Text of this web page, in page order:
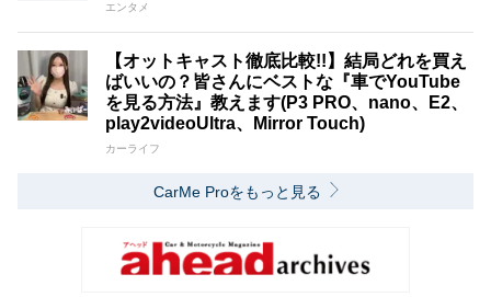
エンタメ
【オットキャスト徹底比較!!】結局どれを買え
ばいいの？皆さんにベストな『車でYouTube
を見る方法』教えます(P3 PRO、nano、E2、
play2videoUltra、Mirror Touch)
カーライフ
CarMe Proをもっと見る